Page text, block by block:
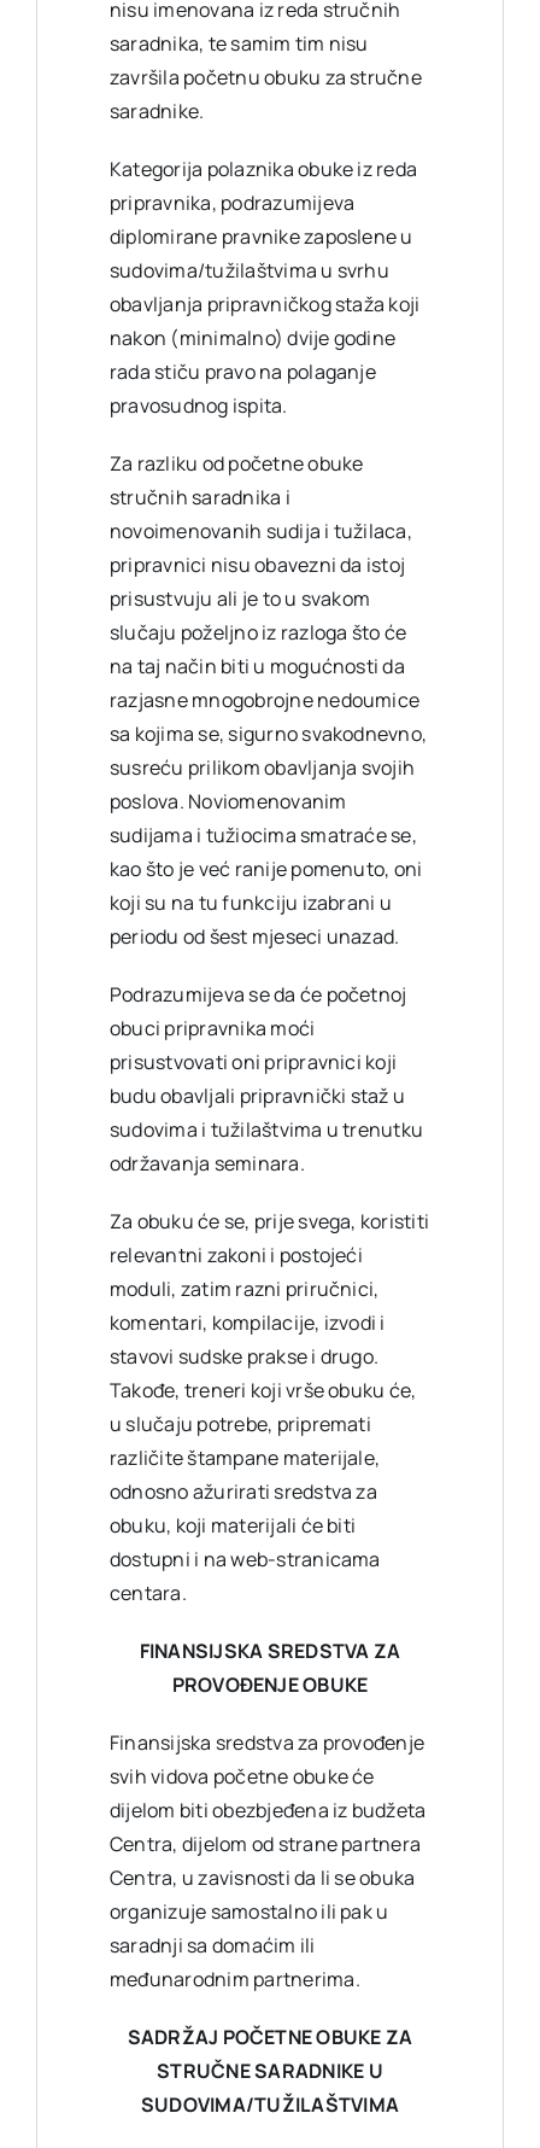
nisu imenovana iz reda stručnih
saradnika, te samim tim nisu
završila početnu obuku za stručne
saradnike.
Kategorija polaznika obuke iz reda
pripravnika, podrazumijeva
diplomirane pravnike zaposlene u
sudovima/tužilaštvima u svrhu
obavljanja pripravničkog staža koji
nakon (minimalno) dvije godine
rada stiču pravo na polaganje
pravosudnog ispita.
Za razliku od početne obuke
stručnih saradnika i
novoimenovanih sudija i tužilaca,
pripravnici nisu obavezni da istoj
prisustvuju ali je to u svakom
slučaju poželjno iz razloga što će
na taj način biti u mogućnosti da
razjasne mnogobrojne nedoumice
sa kojima se, sigurno svakodnevno,
susreću prilikom obavljanja svojih
poslova. Noviomenovanim
sudijama i tužiocima smatraće se,
kao što je već ranije pomenuto, oni
koji su na tu funkciju izabrani u
periodu od šest mjeseci unazad.
Podrazumijeva se da će početnoj
obuci pripravnika moći
prisustvovati oni pripravnici koji
budu obavljali pripravnički staž u
sudovima i tužilaštvima u trenutku
održavanja seminara.
Za obuku će se, prije svega, koristiti
relevantni zakoni i postojeći
moduli, zatim razni priručnici,
komentari, kompilacije, izvodi i
stavovi sudske prakse i drugo.
Takođe, treneri koji vrše obuku će,
u slučaju potrebe, pripremati
različite štampane materijale,
odnosno ažurirati sredstva za
obuku, koji materijali će biti
dostupni i na web-stranicama
centara.
FINANSIJSKA SREDSTVA ZA
PROVOĐENJE OBUKE
Finansijska sredstva za provođenje
svih vidova početne obuke će
dijelom biti obezbjeđena iz budžeta
Centra, dijelom od strane partnera
Centra, u zavisnosti da li se obuka
organizuje samostalno ili pak u
saradnji sa domaćim ili
međunarodnim partnerima.
SADRŽAJ POČETNE OBUKE ZA
STRUČNE SARADNIKE U
SUDOVIMA/TUŽILAŠTVIMA